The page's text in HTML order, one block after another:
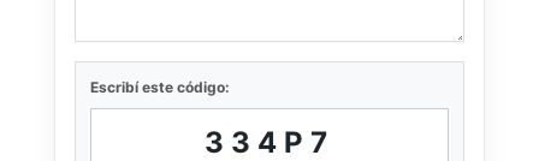
Escribí este código:
334P7